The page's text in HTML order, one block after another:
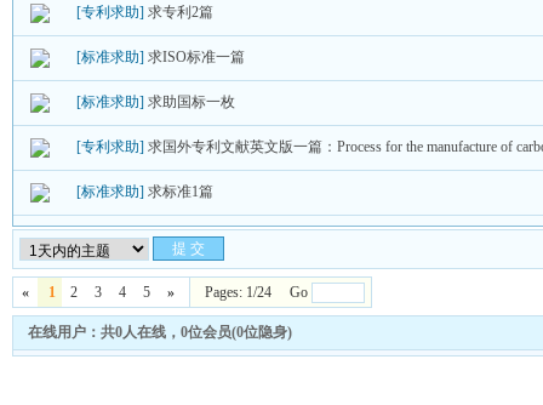
[专利求助] 求专利2篇
[标准求助] 求ISO标准一篇
[标准求助] 求助国标一枚
[专利求助] 求国外专利文献英文版一篇：Process for the manufacture of
[标准求助] 求标准1篇
« 1 2 3 4 5 » Pages: 1/24 Go
在线用户：共0人在线，0位会员(0位隐身)